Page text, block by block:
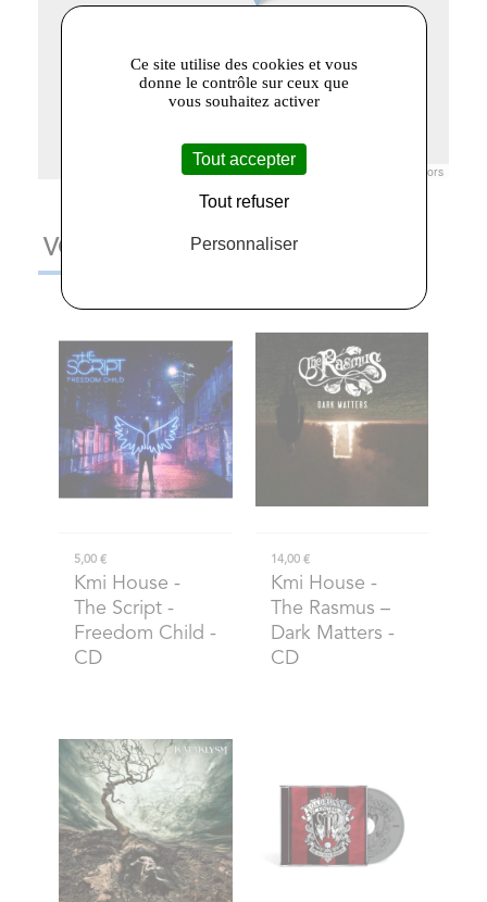
© Openstreetmap France | ©OpenStreetMap contributors
VOUS AIMEREZ AUSSI
5,00 €
Kmi House -
The Script -
Freedom Child -
CD
14,00 €
Kmi House -
The Rasmus –
Dark Matters -
CD
Ce site utilise des cookies et vous
donne le contrôle sur ceux que
vous souhaitez activer
Tout accepter
Tout refuser
Personnaliser